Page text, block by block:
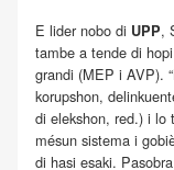
E lider nobo di UPP,
tambe a tende di
grandi (MEP i AVP).
korupshon,
di elekshon, red.) i lo
mésun sistema i
di hasi esaki.